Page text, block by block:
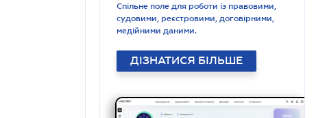
Спільне поле для роботи із правовими,
судовими, реєстровими, договірними,
медійними даними.
ДІЗНАТИСЯ БІЛЬШЕ